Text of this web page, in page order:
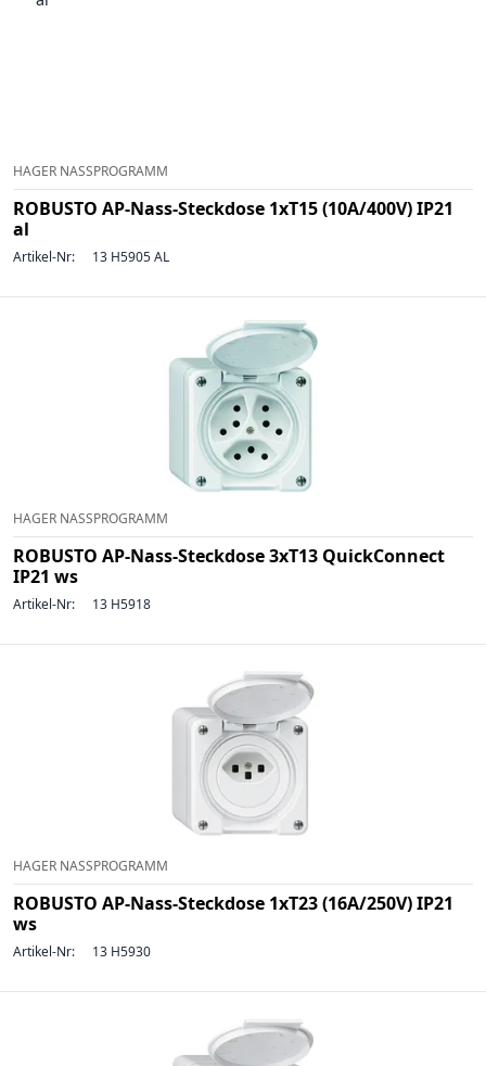
HAGER NASSPROGRAMM
ROBUSTO AP-Nass-Steckdose 1xT15 (10A/400V) IP21
al
Artikel-Nr: 13 H5905 AL
HAGER NASSPROGRAMM
ROBUSTO AP-Nass-Steckdose 3xT13 QuickConnect
IP21 ws
Artikel-Nr: 13 H5918
HAGER NASSPROGRAMM
ROBUSTO AP-Nass-Steckdose 1xT23 (16A/250V) IP21
ws
Artikel-Nr: 13 H5930